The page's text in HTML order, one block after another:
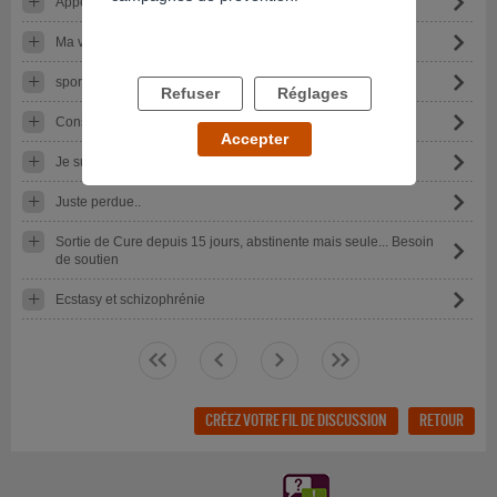
Ma vie s'écroule
sport et dépendance
Conso de crack
Je suis bipolaire et Addict
Juste perdue..
Sortie de Cure depuis 15 jours, abstinente mais seule... Besoin
de soutien
Ecstasy et schizophrénie
<< < > >>
CRÉEZ VOTRE FIL DE DISCUSSION RETOUR
Refuser Réglages
Accepter